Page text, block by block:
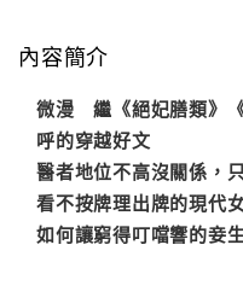
內容簡介
微漫 繼《絕妃膳類》
呼的穿越好文
醫者地位不高沒關係，
看不按牌理出牌的現代
如何讓窮得叮噹響的妾